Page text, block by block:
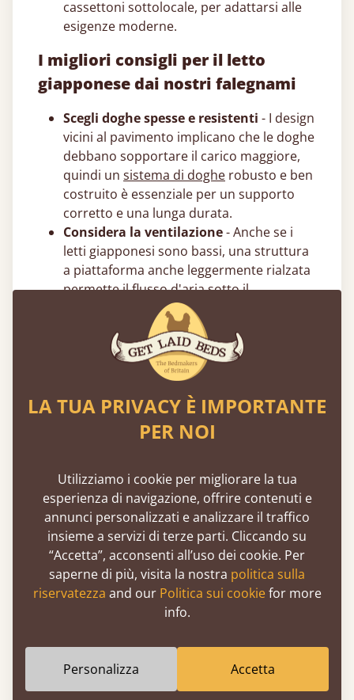
cassettoni sottolocale, per adattarsi alle
esigenze moderne.
I migliori consigli per il letto
giapponese​ dai nostri falegnami
Scegli doghe spesse e resistenti - I design
vicini al pavimento implicano che le doghe
debbano sopportare il carico maggiore,
quindi un sistema di doghe robusto e ben
costruito è essenziale per un supporto
corretto e una lunga durata.
Considera la ventilazione- Anche se i
letti giapponesi​ sono bassi, una struttura
a piattaforma anche leggermente rialzata
permette il flusso d'aria sotto il
materasso, aiutando a prevenire
l'accumulo di umidità, muffe e odori
sgradevoli nel tempo.
Ispirazione per il letto giapponese​
Arredare le camere in mansarda – Un
letto giapponese​ basso è l'ideale per loft o
spazio in altezza mantenendo un aspetto
pulito e coeso.
Design minimalista per la camera da
letto
– Un letto giapponese​ in legno si
abbina naturalmente a toni neutri e
ambienti ordinati per un'estetica
minimalista e rilassante.
Perché i letti giapponesi​ sono bassi
spazio e una connessione più profonda
LA TUA PRIVACY È IMPORTANTE
PER NOI
Utilizziamo i cookie per migliorare la tua
esperienza di navigazione, offrire contenuti e
annunci personalizzati e analizzare il traffico
insieme a servizi di terze parti. Cliccando su
“Accetta”, acconsenti all’uso dei cookie. Per
saperne di più, visita la nostra politica sulla
riservatezza and our Politica sui cookiefor more
info.
Personalizza Accetta